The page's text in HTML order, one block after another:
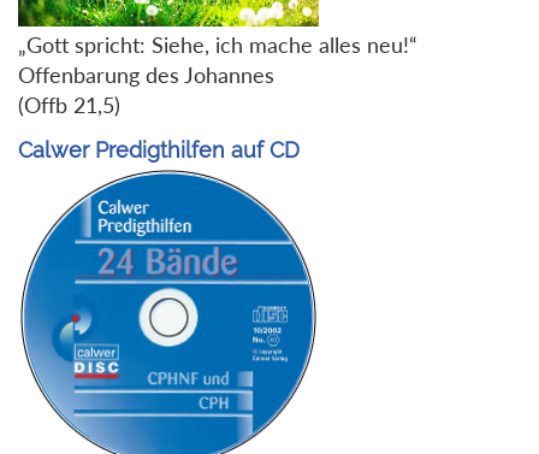
„Gott spricht: Siehe, ich mache alles neu!“
Offenbarung des Johannes
(Offb 21,5)
Calwer Predigthilfen auf CD